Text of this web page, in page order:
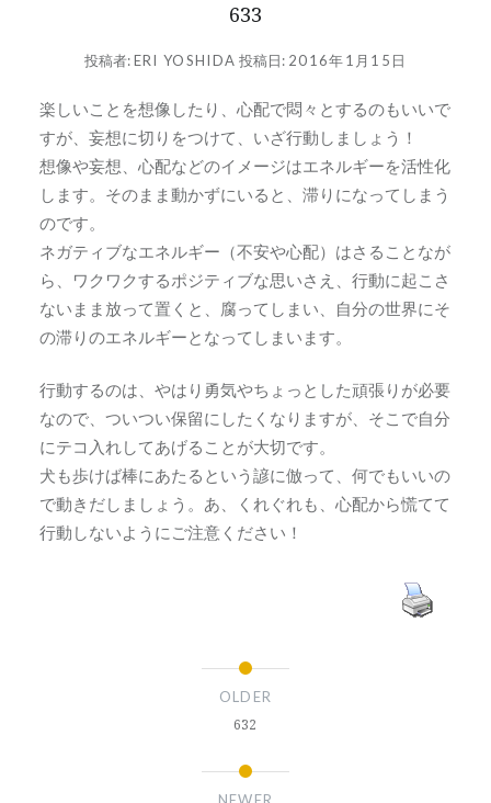
633
投稿者:ERI YOSHIDA 投稿日: 2016年1月15日
楽しいことを想像したり、心配で悶々とするのもいいで
すが、妄想に切りをつけて、いざ行動しましょう！
想像や妄想、心配などのイメージはエネルギーを活性化
します。そのまま動かずにいると、滞りになってしまう
のです。
ネガティブなエネルギー（不安や心配）はさることなが
ら、ワクワクするポジティブな思いさえ、行動に起こさ
ないまま放って置くと、腐ってしまい、自分の世界にそ
の滞りのエネルギーとなってしまいます。
行動するのは、やはり勇気やちょっとした頑張りが必要
なので、ついつい保留にしたくなりますが、そこで自分
にテコ入れしてあげることが大切です。
犬も歩けば棒にあたるという諺に倣って、何でもいいの
で動きだしましょう。あ、くれぐれも、心配から慌てて
行動しないようにご注意ください！
OLDER
632
NEWER